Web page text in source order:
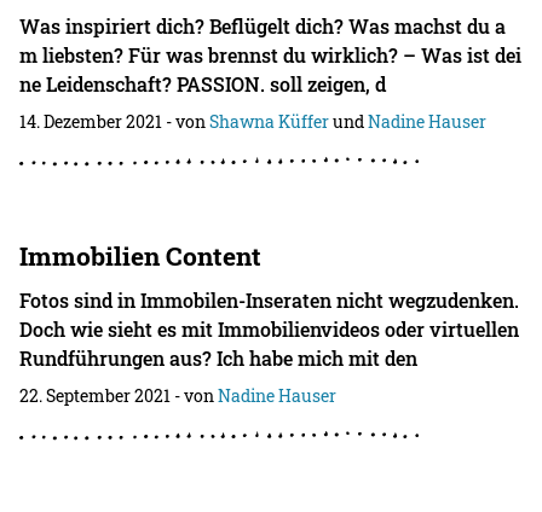
Was inspiriert dich? Beflügelt dich? Was machst du a
m liebsten? Für was brennst du wirklich? – Was ist dei
ne Leidenschaft? PASSION. soll zeigen, d
14. Dezember 2021 - vonShawna KüfferundNadine Hauser
Immobilien Content
Fotos sind in Immobilen-Inseraten nicht wegzudenken.
Doch wie sieht es mit Immobilienvideos oder virtuellen
Rundführungen aus? Ich habe mich mit den
22. September 2021 - vonNadine Hauser